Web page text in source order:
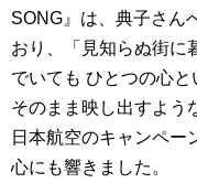
SONG』は、典子さん
おり、「見知らぬ街に
でいても ひとつの心
そのまま映し出すよう
日本航空のキャンペー
心にも響きました。